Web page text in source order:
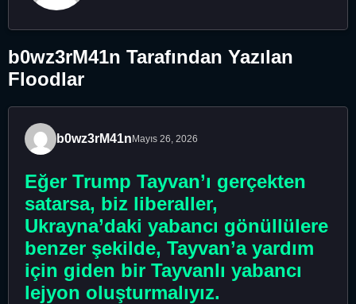
b0wz3rM41n Tarafından Yazılan
Floodlar
b0wz3rM41n Mayıs 26, 2026
Eğer Trump Tayvan’ı gerçekten
satarsa, biz liberaller,
Ukrayna’daki yabancı gönüllülere
benzer şekilde, Tayvan’a yardım
için giden bir Tayvanlı yabancı
lejyon oluşturmalıyız.